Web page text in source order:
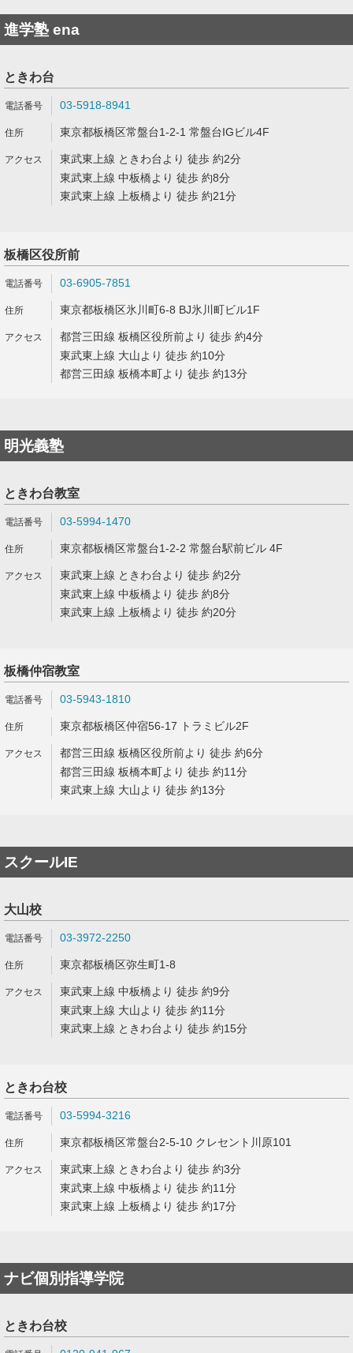
進学塾 ena
ときわ台
03-5918-8941
東京都板橋区常盤台1-2-1 常盤台IGビル4F
東武東上線 ときわ台より 徒歩 約2分
東武東上線 中板橋より 徒歩 約8分
東武東上線 上板橋より 徒歩 約21分
板橋区役所前
03-6905-7851
東京都板橋区氷川町6-8 BJ氷川町ビル1F
都営三田線 板橋区役所前より 徒歩 約4分
東武東上線 大山より 徒歩 約10分
都営三田線 板橋本町より 徒歩 約13分
明光義塾
ときわ台教室
03-5994-1470
東京都板橋区常盤台1-2-2 常盤台駅前ビル 4F
東武東上線 ときわ台より 徒歩 約2分
東武東上線 中板橋より 徒歩 約8分
東武東上線 上板橋より 徒歩 約20分
板橋仲宿教室
03-5943-1810
東京都板橋区仲宿56-17 トラミビル2F
都営三田線 板橋区役所前より 徒歩 約6分
都営三田線 板橋本町より 徒歩 約11分
東武東上線 大山より 徒歩 約13分
スクールIE
大山校
03-3972-2250
東京都板橋区弥生町1-8
東武東上線 中板橋より 徒歩 約9分
東武東上線 大山より 徒歩 約11分
東武東上線 ときわ台より 徒歩 約15分
ときわ台校
03-5994-3216
東京都板橋区常盤台2-5-10 クレセント川原101
東武東上線 ときわ台より 徒歩 約3分
東武東上線 中板橋より 徒歩 約11分
東武東上線 上板橋より 徒歩 約17分
ナビ個別指導学院
ときわ台校